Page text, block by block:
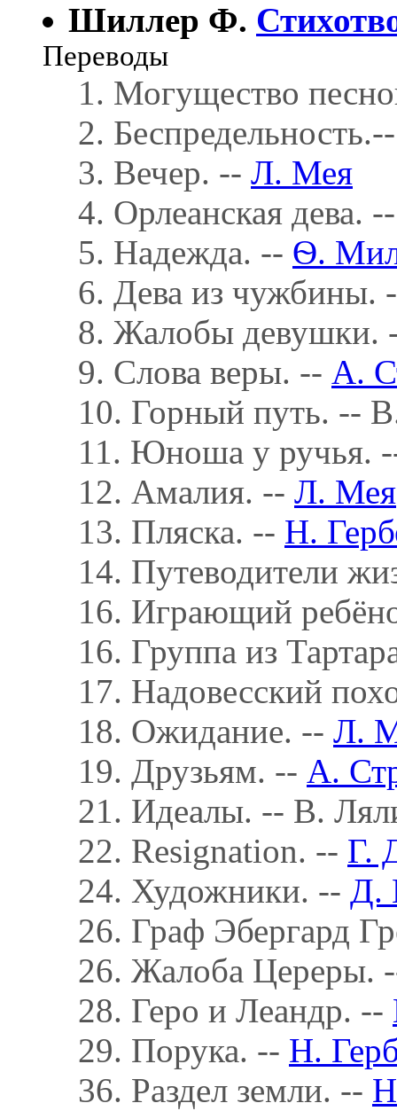
Шиллер Ф.
Переводы
1. Могущество
2.
3. Вечер. -- Л. Мея
4. Орлеанская дева.
5. Надежда. -- Ѳ.
6. Дева из чужбины.
8. Жалобы девушки.
9. Слова веры. -- А.
10. Горный путь. --
11. Юноша у ручья.
12. Амалия. -- Л. Мея
13. Пляска. -- Н.
14. Путеводители
16. Играющий
16. Группа из
17. Надовесский
18. Ожидание. -- Л.
19. Друзьям. -- А.
21. Идеалы. -- В.
22. Resignation. -- Г.
24. Художники. -- Д.
26. Граф Эбергард
26. Жалоба Цереры.
28. Геро и Леандр. --
29. Порука. -- Н.
36. Раздел земли. --